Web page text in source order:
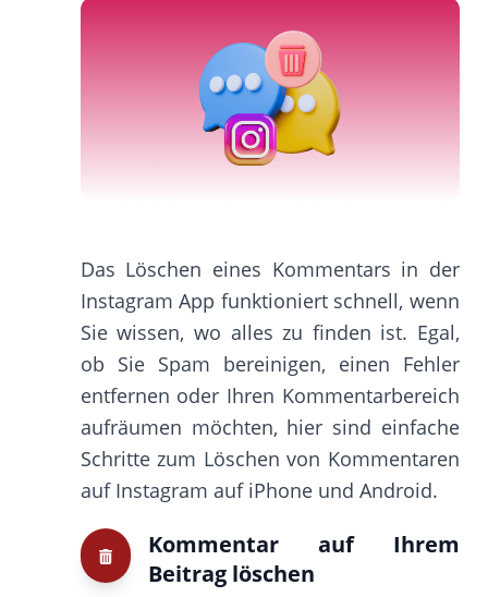
Das Löschen eines Kommentars in der
Instagram App funktioniert schnell, wenn
Sie wissen, wo alles zu finden ist. Egal,
ob Sie Spam bereinigen, einen Fehler
entfernen oder Ihren Kommentarbereich
aufräumen möchten, hier sind einfache
Schritte zum Löschen von Kommentaren
auf Instagram auf iPhone und Android.
Kommentar auf Ihrem
Beitrag löschen